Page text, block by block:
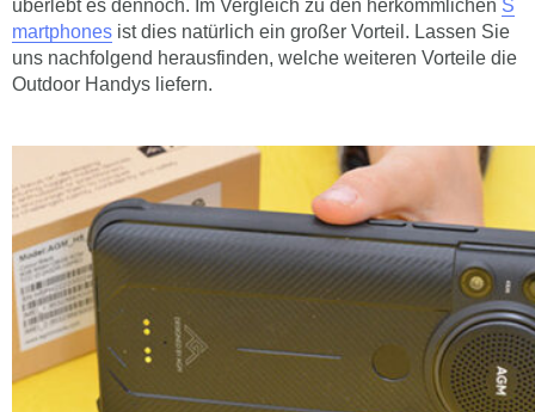
überlebt es dennoch. Im Vergleich zu den herkömmlichen S
martphones ist dies natürlich ein großer Vorteil. Lassen Sie
uns nachfolgend herausfinden, welche weiteren Vorteile die
Outdoor Handys liefern.